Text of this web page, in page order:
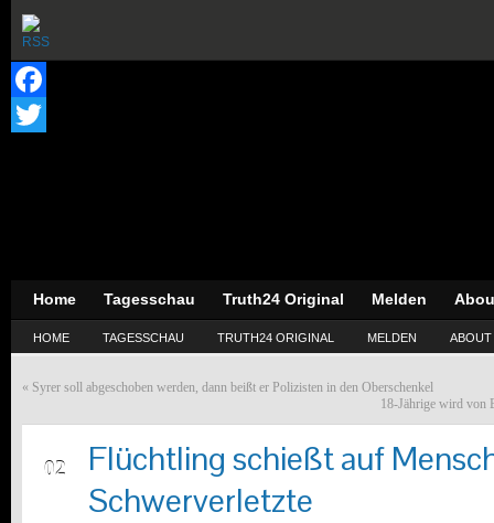
Facebook
Home Tagesschau Truth24 Original Melden
HOME TAGESSCHAU TRUTH24 ORIGINAL MELDEN ABOUT
« Syrer soll abgeschoben werden, dann beißt er Polizisten in den Oberschenkel
18-Jährige wird von
02
Flüchtling schießt auf
Schwerverletzte